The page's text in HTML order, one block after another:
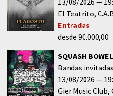
El Teatrito
Entradas
desde 90.000,00
SQUASH
Bandas
13/08/2026
Gier Music Club